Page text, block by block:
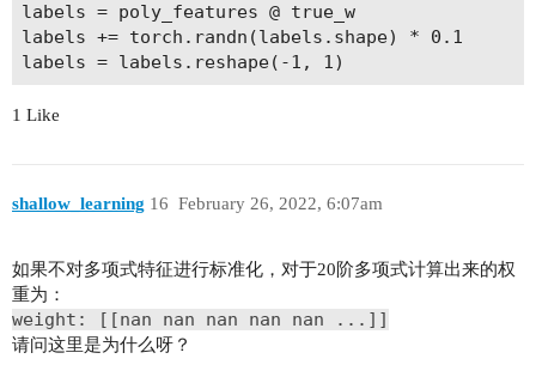
labels = poly_features @ true_w
labels += torch.randn(labels.shape) * 0.1
1 Like
shallow_learning February 26, 2022, 6:07am
16
如果不对多项式特征进行标准化，对于20阶多项式计算出来的权
重为：
weight: [[nan nan nan nan nan ...]]
请问这里是为什么呀？